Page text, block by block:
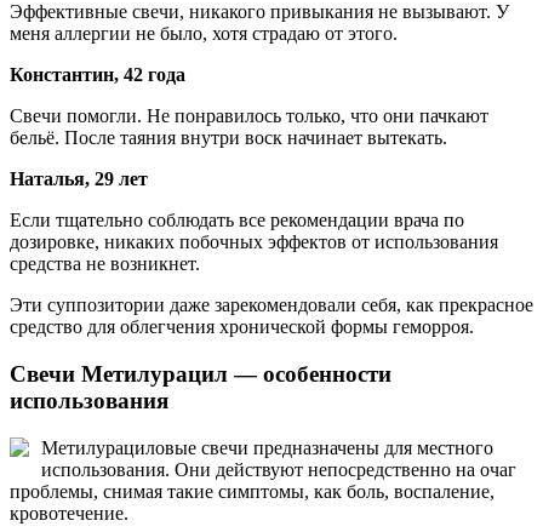
Эффективные свечи, никакого привыкания не вызывают. У
меня аллергии не было, хотя страдаю от этого.
Константин, 42 года
Свечи помогли. Не понравилось только, что они пачкают
бельё. После таяния внутри воск начинает вытекать.
Наталья, 29 лет
Если тщательно соблюдать все рекомендации врача по
дозировке, никаких побочных эффектов от использования
средства не возникнет.
Эти суппозитории даже зарекомендовали себя, как прекрасное
средство для облегчения хронической формы геморроя.
Свечи Метилурацил — особенности
использования
Метилурациловые свечи предназначены для местного
использования. Они действуют непосредственно на очаг
проблемы, снимая такие симптомы, как боль, воспаление,
кровотечение.